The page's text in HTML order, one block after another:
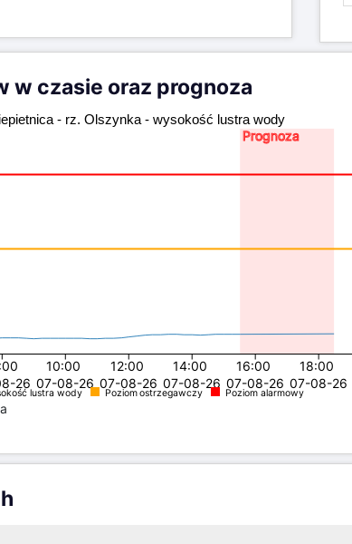
w czasie oraz prognoza
Prognoza
26
10:00
07-08-26
12:00
07-08-26
14:00
07-08-26
16:00
07-08-26
18:00
07-08-26
lustra wody Poziom ostrzegawczy Poziom alarmowy
- rz. Olszynka - wysokość lustra wody